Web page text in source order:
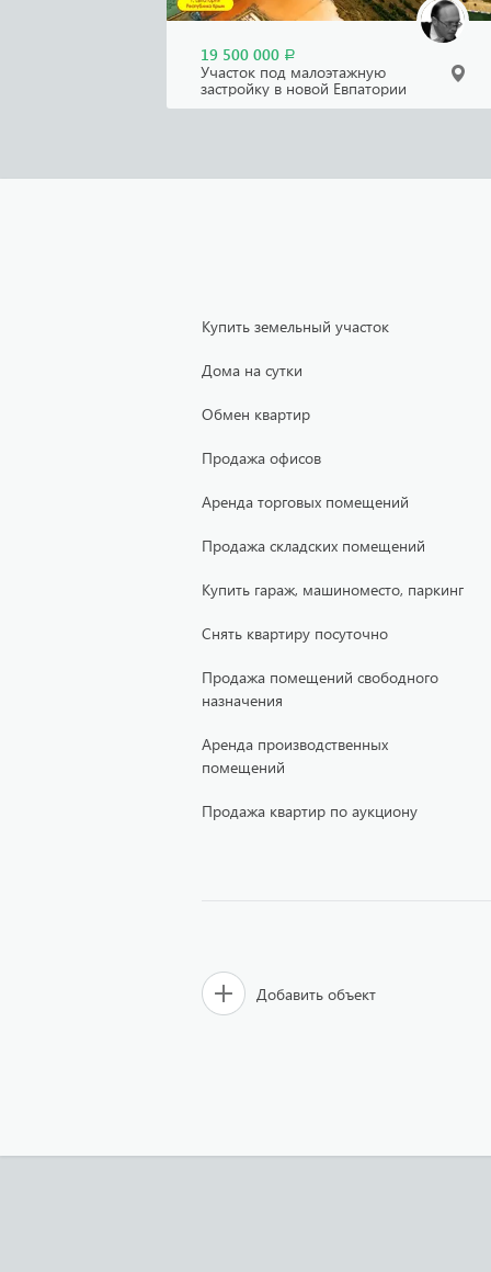
19 500 000 Р
Участок под малоэтажную
застройку в новой Евпатории
Купить земельный участок
Дома на сутки
Обмен квартир
Продажа офисов
Аренда торговых помещений
Продажа складских помещений
Купить гараж, машиноместо, паркинг
Снять квартиру посуточно
Продажа помещений свободного
назначения
Аренда производственных
помещений
Продажа квартир по аукциону
Добавить объект